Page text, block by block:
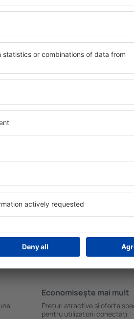
de
veți
Hotelurile în Lamont
oaspeți. Cele mai
cu SPA, mini bar/seif în
masa, zonă de joacă
informative despre
zonă. Unele proprietăți
Uneori, acestea
să
Cât costă o
Prețul pe noapte în în
de stele și de locaţia
mediu costă de la
de cinci stele sunt
noapte. Dacă doreşti
pachete Zbor+Hotel de
cazare și bilete de avion
Economiseşte mai mult
Prețuri atractive și oferte
pentru utilizatorii conectați.